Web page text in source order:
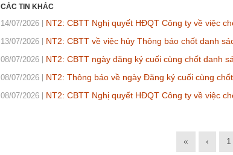
CÁC TIN KHÁC
14/07/2026 NT2: CBTT Nghị quyết HĐQT Công ty về việc
13/07/2026 NT2: CBTT về việc hủy Thông báo chốt danh
08/07/2026 NT2: CBTT ngày đăng ký cuối cùng chốt danh
08/07/2026 NT2: Thông báo về ngày Đăng ký cuối cùng
08/07/2026 NT2: CBTT Nghị quyết HĐQT Công ty về việc
« ‹ 1